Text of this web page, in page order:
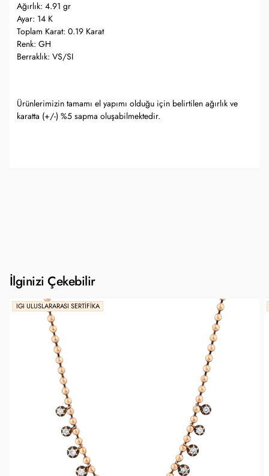
Ağırlık: 4.91 gr
Ayar: 14 K
Toplam Karat: 0.19 Karat
Renk: GH
Berraklık: VS/SI
Ürünlerimizin tamamı el yapımı olduğu için belirtilen ağırlık ve
karatta (+/-) %5 sapma oluşabilmektedir.
İlginizi Çekebilir
IGI ULUSLARARASI SERTIFIKA